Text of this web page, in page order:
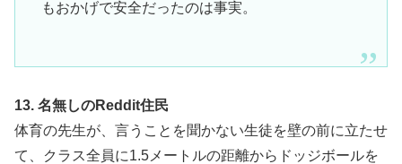
もおかげで安全だったのは事実。
13. 名無しのReddit住民
体育の先生が、言うことを聞かない生徒を壁の前に立たせ
て、クラス全員に1.5メートルの距離からドッジボールを